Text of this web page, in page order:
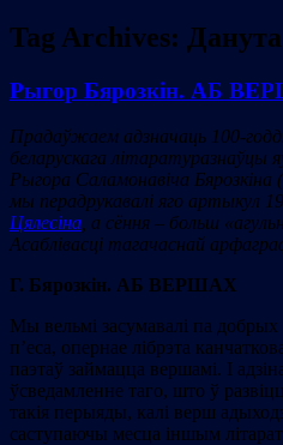
Tag Archives:
Рыгор Бярозкін. АБ
Прадаўжаем адзначаць 100-
беларускага літаратуразнаўцы
Рыгора Саламонавіча Бярозкіна
мы перадрукавалі яго артыкул
Цялесіна , а сёння – больш «
Асаблівасці тагачаснай
Г. Бярозкін. АБ ВЕРШАХ
Мы вельмі засумавалі па
п’еса, опернае лібрэта
паэтаў займацца вершамі. І
ўсведамленне таго, што ў
такія перыяды, калі верш
саступаючы месца іншым